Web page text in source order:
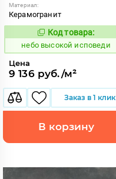
Материал:
Керамогранит
1111410
Код товара:
небо высокой исповеди
Цена
9 136 руб./м²
Заказ в 1 клик
В корзину